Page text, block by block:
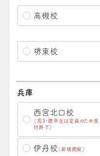
高槻校
堺東校
兵庫
西宮北口校
（高3・既卒生は定員のため受
付終了）
伊丹校 （新規開校）